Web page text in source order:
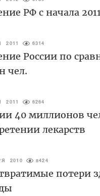
РФ с начала
2011 6314
России по
чел.
2011 6264
40 миллионов
лекарств
2010 8424
потери